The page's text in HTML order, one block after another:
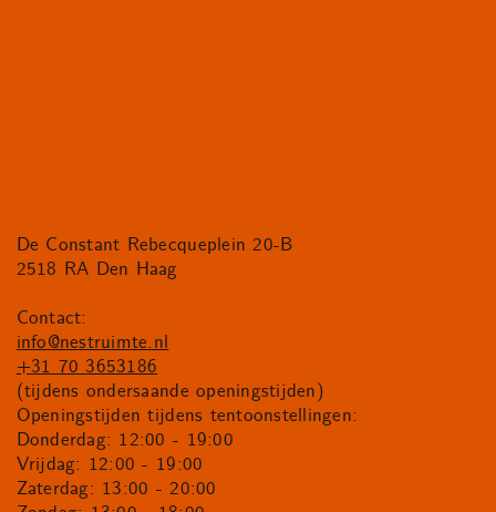
De Constant Rebecqueplein 20-B
2518 RA Den Haag
Contact:
info@nestruimte.nl
+31 70 3653186
(tijdens ondersaande openingstijden)
Openingstijden tijdens tentoonstellingen:
Donderdag: 12:00 - 19:00
Vrijdag: 12:00 - 19:00
Zaterdag: 13:00 - 20:00